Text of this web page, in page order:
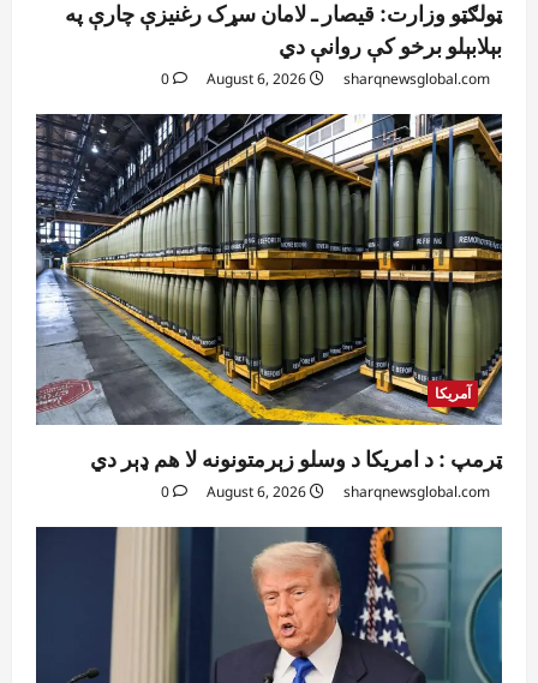
ټولګټو وزارت: قیصار ـ لامان سړک رغنیزې چارې په
بېلابېلو برخو کې روانې دي
sharqnewsglobal.com
0
آمریکا
ټرمپ : د امریکا د وسلو زېرمتونونه لا هم ډېر دي
sharqnewsglobal.com
0